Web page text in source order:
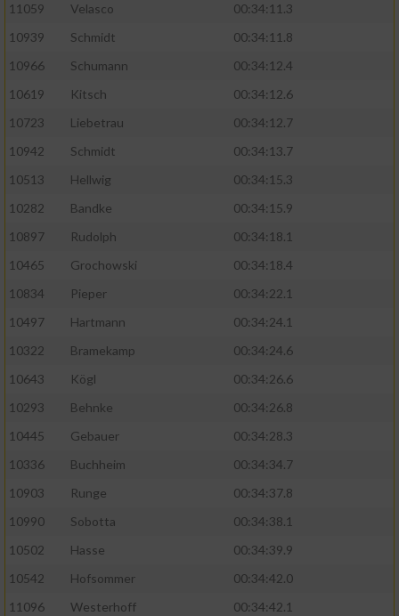
11059
Velasco
00:34:11.3
10939
Schmidt
00:34:11.8
10966
Schumann
00:34:12.4
10619
Kitsch
00:34:12.6
10723
Liebetrau
00:34:12.7
10942
Schmidt
00:34:13.7
10513
Hellwig
00:34:15.3
10282
Bandke
00:34:15.9
10897
Rudolph
00:34:18.1
10465
Grochowski
00:34:18.4
10834
Pieper
00:34:22.1
10497
Hartmann
00:34:24.1
10322
Bramekamp
00:34:24.6
10643
Kögl
00:34:26.6
10293
Behnke
00:34:26.8
10445
Gebauer
00:34:28.3
10336
Buchheim
00:34:34.7
10903
Runge
00:34:37.8
10990
Sobotta
00:34:38.1
10502
Hasse
00:34:39.9
10542
Hofsommer
00:34:42.0
11096
Westerhoff 00:34:42.1